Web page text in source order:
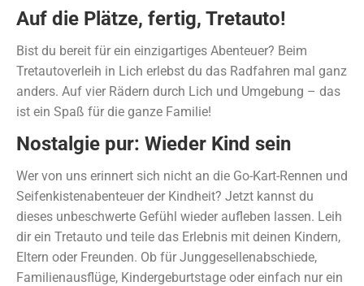
Auf die Plätze, fertig, Tretauto!
Bist du bereit für ein einzigartiges Abenteuer? Beim
Tretautoverleih in Lich erlebst du das Radfahren mal ganz
anders. Auf vier Rädern durch Lich und Umgebung – das
ist ein Spaß für die ganze Familie!
Nostalgie pur: Wieder Kind sein
Wer von uns erinnert sich nicht an die Go-Kart-Rennen und
Seifenkistenabenteuer der Kindheit? Jetzt kannst du
dieses unbeschwerte Gefühl wieder aufleben lassen. Leih
dir ein Tretauto und teile das Erlebnis mit deinen Kindern,
Eltern oder Freunden. Ob für Junggesellenabschiede,
Familienausflüge, Kindergeburtstage oder einfach nur ein